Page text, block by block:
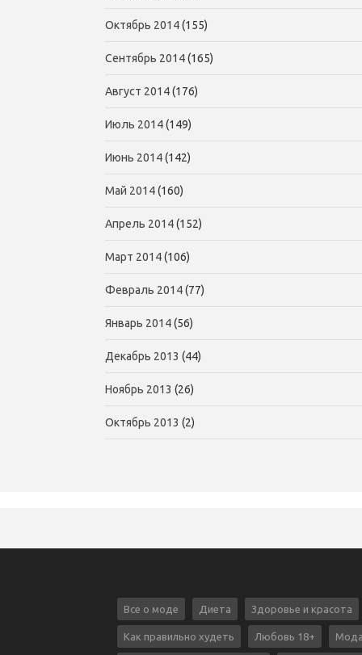
Октябрь 2014(155)
Сентябрь 2014(165)
Август 2014(176)
Июль 2014(149)
Июнь 2014(142)
Май 2014(160)
Апрель 2014(152)
Март 2014(106)
Февраль 2014(77)
Январь 2014(56)
Декабрь 2013 (44)
Ноябрь 2013 (26)
Октябрь 2013 (2)
Все о моде Диета Здоровье и красота
Как правильно худеть Любовь 18+